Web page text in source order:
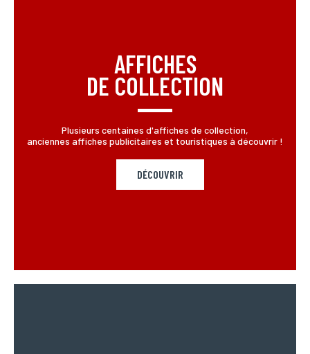
AFFICHES
DE COLLECTION
Plusieurs centaines d'affiches de collection,
anciennes affiches publicitaires et touristiques à découvrir !
DÉCOUVRIR